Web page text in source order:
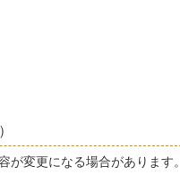
変更になる場合があります。